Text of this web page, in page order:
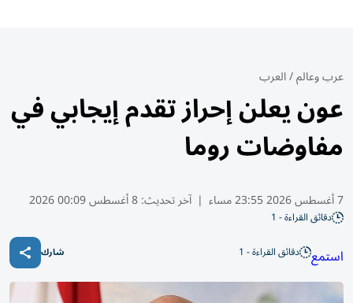
عرب وعالم/العرب
عون يعلن إحراز تقدم إيجابي في
مفاوضات روما
7 أغسطس 2026 23:55 مساء | آخر تحديث:8 أغسطس 00:09 2026
دقائق القراءة - 1
استمع دقائق القراءة - 1 شارك